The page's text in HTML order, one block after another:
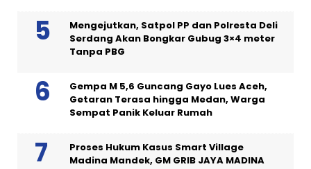
Mengejutkan, Satpol PP dan Polresta Deli
Serdang Akan Bongkar Gubug 3×4 meter
Tanpa PBG
Gempa M 5,6 Guncang Gayo Lues Aceh,
Getaran Terasa hingga Medan, Warga
Sempat Panik Keluar Rumah
Proses Hukum Kasus Smart Village
Madina Mandek, GM GRIB JAYA MADINA